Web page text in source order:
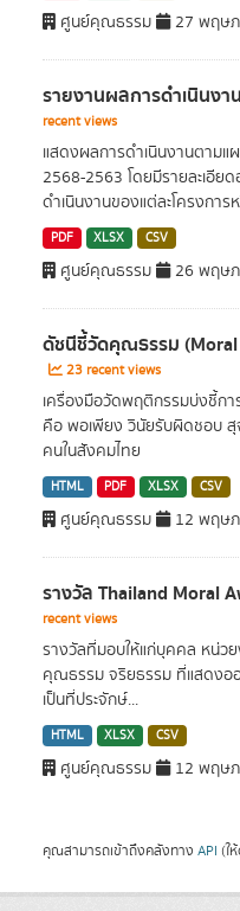
ศูนย์คุณธรรม 27 พฤษ
รายงานผลการดำเนินงา
recent views
แสดงผลการดำเนินงานตามแ
2568-2563 โดยมีรายละเอีย
ดำเนินงานของแต่ละโครงการ
PDF XLSX CSV
ศูนย์คุณธรรม 26 พฤษ
ดัชนีชี้วัดคุณธรรม (Moral
23 recent views
เครื่องมือวัดพฤติกรรมบ่งชี้ก
คือ พอเพียง วินัยรับผิดชอบ
คนในสังคมไทย
HTML PDF XLSX CSV
ศูนย์คุณธรรม 12 พฤษ
รางวัล Thailand Moral
recent views
รางวัลที่มอบให้แก่บุคคล หน่ว
คุณธรรม จริยธรรม ที่แสดง
เป็นที่ประจักษ์...
HTML XLSX CSV
ศูนย์คุณธรรม 12 พฤษ
คุณสามารถเข้าถึงคลังทาง API (ใ